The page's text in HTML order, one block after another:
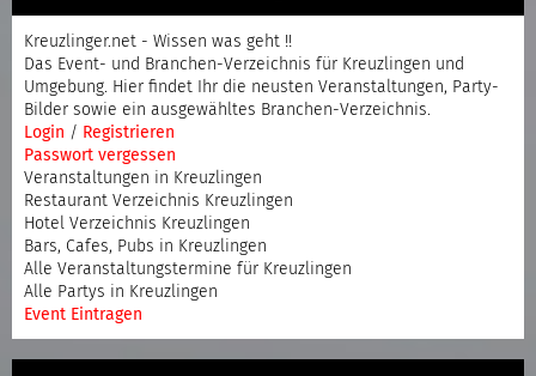
Kreuzlinger.net - Wissen was geht !!
Das Event- und Branchen-Verzeichnis für Kreuzlingen und
Umgebung. Hier findet Ihr die neusten Veranstaltungen, Party-
Bilder sowie ein ausgewähltes Branchen-Verzeichnis.
Login / Registrieren
Passwort vergessen
Veranstaltungen in Kreuzlingen
Restaurant Verzeichnis Kreuzlingen
Hotel Verzeichnis Kreuzlingen
Bars, Cafes, Pubs in Kreuzlingen
Alle Veranstaltungstermine für Kreuzlingen
Alle Partys in Kreuzlingen
Event Eintragen